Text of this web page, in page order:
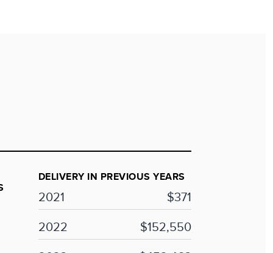
DELIVERY IN PREVIOUS YEARS
2021
$371
2022
$152,550